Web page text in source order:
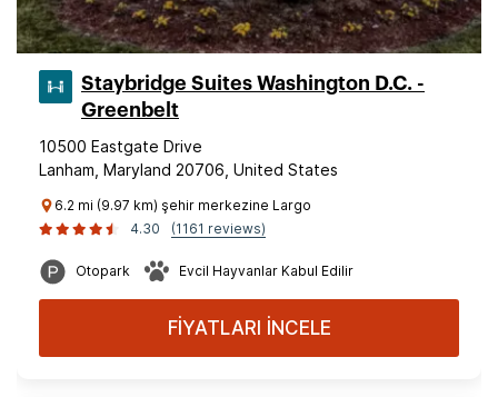
Staybridge Suites Washington D.C. -
Greenbelt
10500 Eastgate Drive
Lanham, Maryland 20706, United States
6.2 mi (9.97 km) şehir merkezine Largo
4.30
(1161 reviews)
Otopark Evcil Hayvanlar Kabul Edilir
FİYATLARI İNCELE